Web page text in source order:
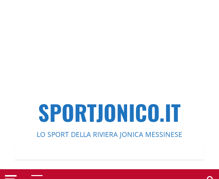
SPORTJONICO.IT
LO SPORT DELLA RIVIERA JONICA MESSINESE